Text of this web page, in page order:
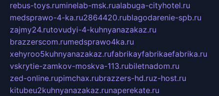
rebus-toys.ruminelab-msk.rualabuga-cityhotel.ru
medsprawo-4-ka.ru2864420.rublagodarenie-spb.ru
zajmy24.rutovudyi-4-kuhnyanazakaz.ru
brazzerscom.rumedsprawo4ka.ru
xehyroo5kuhnyanazakaz.rufabrikayfabrikaefabrika.ru
vskrytie-zamkov-moskva-113.rubiletnadom.ru
zed-online.rupimchax.rubrazzers-hd.ruz-host.ru
kitubeu2kuhnyanazakaz.runaperekate.ru